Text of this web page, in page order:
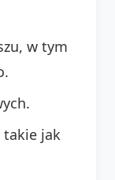
w tym
takie jak